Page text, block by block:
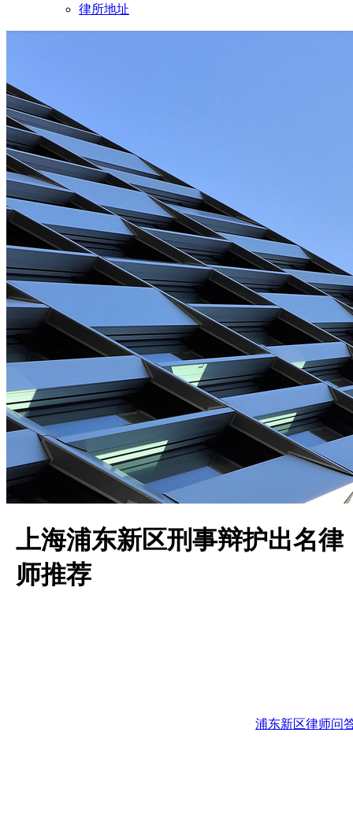
律所地址
上海浦东新区刑事辩护出名律
师推荐
浦东新区律师问